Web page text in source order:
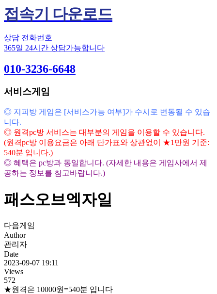
접속기 다운로드
상담 전화번호
365일 24시간 상담가능합니다
010-3236-6648
서비스게임
◎ 지피방 게임은 [서비스가능 여부]가 수시로 변동될 수 있습
니다.
◎ 원격pc방 서비스는 대부분의 게임을 이용할 수 있습니다.
(원격pc방 이용요금은 아래 단가표와 상관없이 ★1만원 기준:
540분 입니다.)
◎ 혜택은 pc방과 동일합니다. (자세한 내용은 게임사에서 제
공하는 정보를 참고바랍니다.)
패스오브엑자일
다음게임
Author
관리자
Date
2023-09-07 19:11
Views
572
★원격은 10000원=540분 입니다